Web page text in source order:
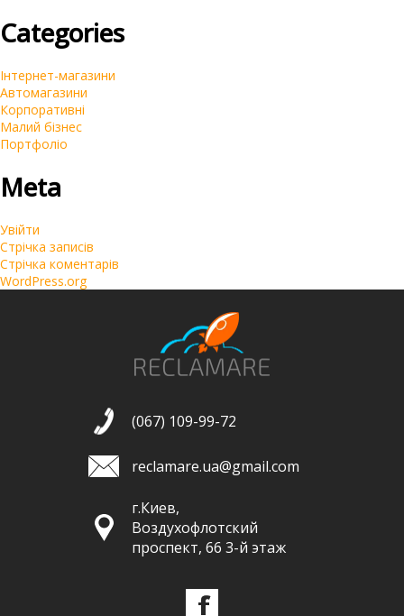
Categories
Інтернет-магазини
Автомагазини
Корпоративні
Малий бізнес
Портфоліо
Meta
Увійти
Стрічка записів
Стрічка коментарів
WordPress.org
(067) 109-99-72
reclamare.ua@gmail.com
г.Киев,
Воздухофлотский
проспект, 66 3-й этаж